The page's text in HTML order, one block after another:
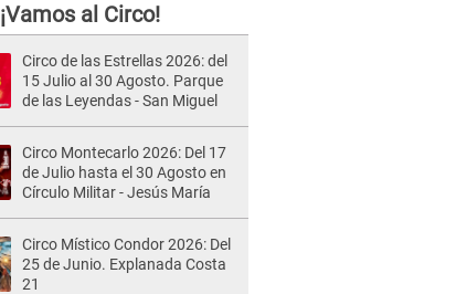
¡Vamos al Circo!
Circo de las Estrellas 2026: del
15 Julio al 30 Agosto. Parque
de las Leyendas - San Miguel
Circo Montecarlo 2026: Del 17
de Julio hasta el 30 Agosto en
Círculo Militar - Jesús María
Circo Místico Condor 2026: Del
25 de Junio. Explanada Costa
21